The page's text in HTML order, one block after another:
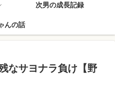
次男の成長記録
んの話
なサヨナラ負け【野